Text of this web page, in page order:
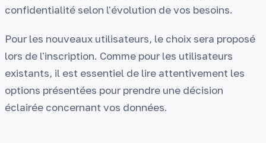
confidentialité selon l'évolution de vos besoins.
Pour les nouveaux utilisateurs, le choix sera proposé
lors de l'inscription. Comme pour les utilisateurs
existants, il est essentiel de lire attentivement les
options présentées pour prendre une décision
éclairée concernant vos données.